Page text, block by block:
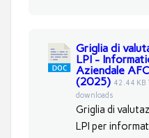
Griglia di
LPI -
Aziendale AFC
(2025) 42.44 KB
downloads
Griglia di
LPI per